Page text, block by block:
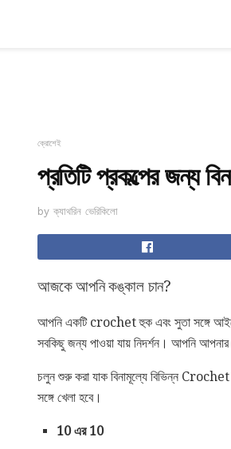
ক্রোশেই
প্রতিটি প্রকল্পের জন্য
by ক্যাথরিন ভেরিকিলো
আজকে আপনি কঙ্কাল চান?
আপনি একটি crochet হুক এবং সুতা সঙ্গে
সবকিছু জন্য পাওয়া যায় নিদর্শন। আপনি
চলুন শুরু করা যাক বিনামূল্যে বিভিন্ন Crochet
সঙ্গে খেলা হবে।
10 এর 10